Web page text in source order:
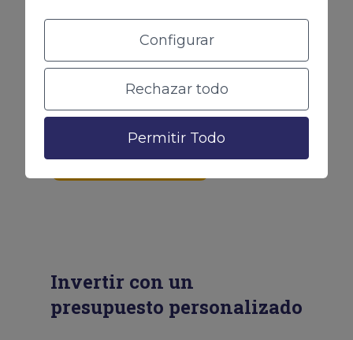
Configurar
Rechazar todo
Permitir Todo
que mejor funcionan y mucho más.
¡Vincula tu cuenta de Google Ads
con Google Analytics!
Me interesa
Invertir con un
presupuesto personalizado